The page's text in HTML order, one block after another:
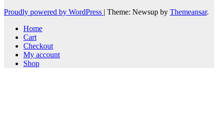
Proudly powered by WordPress | Theme: Newsup by Themeansar.
Home
Cart
Checkout
My account
Shop